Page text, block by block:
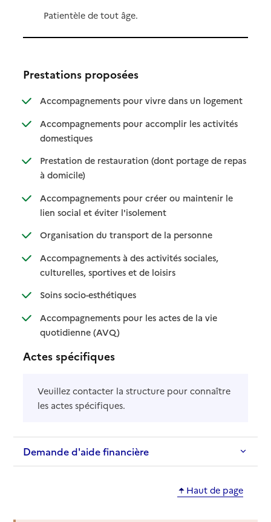
Patientèle de tout âge.
Prestations proposées
Accompagnements pour vivre dans un logement
:
: non
Accompagnements pour accomplir les activités
domestiques: disponible
: non disponible
Prestation de restauration (dont portage de repas
à domicile): disponible
: non disponible
Accompagnements pour créer ou maintenir le
lien social et éviter l'isolement: disponible
: non disponible
Organisation du transport de la personne: disponible
: non disponible
Accompagnements à des activités sociales,
culturelles, sportives et de loisirs: disponible
: non disponible
Soins socio-esthétiques: disponible
: non disponible
Accompagnements pour les actes de la vie
quotidienne (AVQ): disponible
: non disponible
Actes spécifiques
Veuillez contacter la structure pour connaître
les actes spécifiques.
Demande d'aide financière
Haut de page